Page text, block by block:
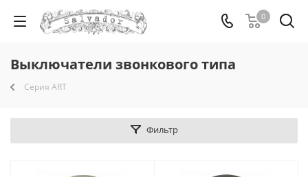
0
Выключатели звонкового типа
Серия ART
Фильтр